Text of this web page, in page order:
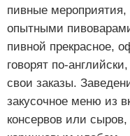
пивные мероприятия,
опытными
пивной прекрасное,
говорят по-
свои заказы.
закусочное меню из
консервов или